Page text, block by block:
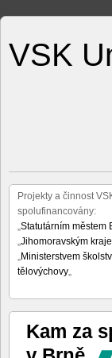
VSK
Projekty a činnost
spolufinancovány:
„Statutárním městem
„Jihomoravským
„Ministerstvem
tělovýchovy„